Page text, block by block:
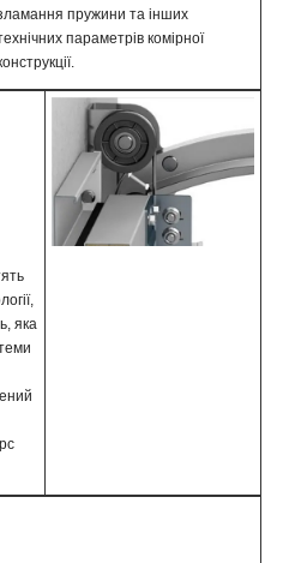
пружини та інших
параметрів комірної
яка